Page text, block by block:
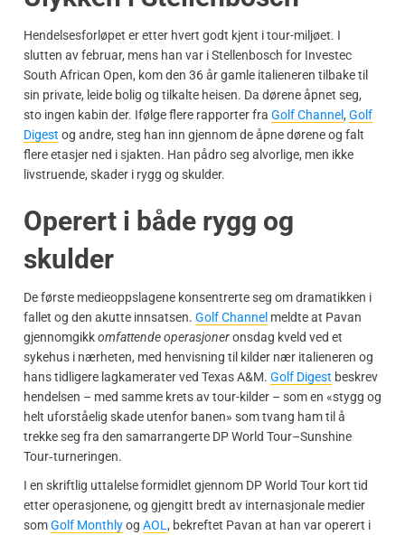
Hendelsesforløpet er etter hvert godt kjent i tour-miljøet. I
slutten av februar, mens han var i Stellenbosch for Investec
South African Open, kom den 36 år gamle italieneren tilbake til
sin private, leide bolig og tilkalte heisen. Da dørene åpnet seg,
sto ingen kabin der. Ifølge flere rapporter fra Golf Channel, Golf
Digest og andre, steg han inn gjennom de åpne dørene og falt
flere etasjer ned i sjakten. Han pådro seg alvorlige, men ikke
livstruende, skader i rygg og skulder.
Operert i både rygg og
skulder
De første medieoppslagene konsentrerte seg om dramatikken i
fallet og den akutte innsatsen. Golf Channel meldte at Pavan
gjennomgikkomfattende operasjoneronsdag kveld ved et
sykehus i nærheten, med henvisning til kilder nær italieneren og
hans tidligere lagkamerater ved Texas A&M. Golf Digest beskrev
hendelsen – med samme krets av tour-kilder – som en «stygg og
helt uforståelig skade utenfor banen» som tvang ham til å
trekke seg fra den samarrangerte DP World Tour–Sunshine
Tour‑turneringen.
I en skriftlig uttalelse formidlet gjennom DP World Tour kort tid
etter operasjonene, og gjengitt bredt av internasjonale medier
somGolf Monthlyog AOL , bekreftet Pavan at han var operert i